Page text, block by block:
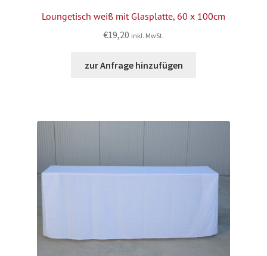
Loungetisch weiß mit Glasplatte, 60 x 100cm
€19,20 inkl. MwSt.
zur Anfrage hinzufügen